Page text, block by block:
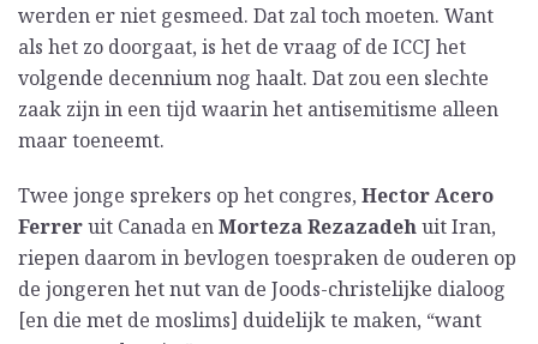
werden er niet gesmeed. Dat zal toch moeten. Want
als het zo doorgaat, is het de vraag of de ICCJ het
volgende decennium nog haalt. Dat zou een slechte
zaak zijn in een tijd waarin het antisemitisme alleen
maar toeneemt.
Twee jonge sprekers op het congres, Hector Acero
Ferreruit Canada enMorteza Rezazadehuit Iran,
riepen daarom in bevlogen toespraken de ouderen op
de jongeren het nut van de Joods-christelijke dialoog
[en die met de moslims] duidelijk te maken, “want